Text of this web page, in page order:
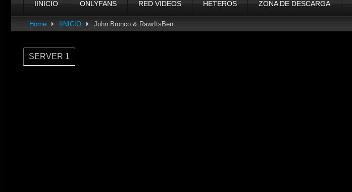
IINICIO ONLYFANS RED VIDEOS HETEROS ZONA DE DESCARGA
Home IINICIO John Bronco & RawrItsBen
SERVER 1